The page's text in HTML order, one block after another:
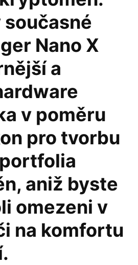
současné
Nano X
a
v poměru
pro tvorbu
aniž byste
omezeni v
na komfortu